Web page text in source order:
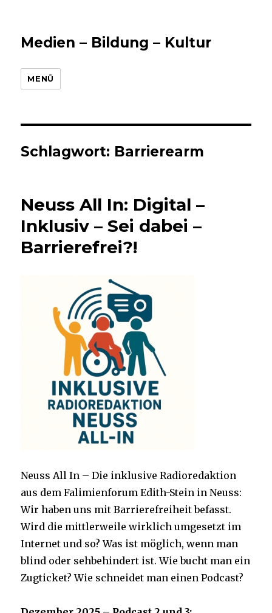
Medien – Bildung – Kultur
MENÜ
Schlagwort: Barrierearm
Neuss All In: Digital –
Inklusiv – Sei dabei –
Barrierefrei?!
Neuss All In – Die inklusive Radioredaktion
aus dem Falimienforum Edith-Stein in Neuss:
Wir haben uns mit Barrierefreiheit befasst.
Wird die mittlerweile wirklich umgesetzt im
Internet und so? Was ist möglich, wenn man
blind oder sehbehindert ist. Wie bucht man ein
Zugticket? Wie schneidet man einen Podcast?